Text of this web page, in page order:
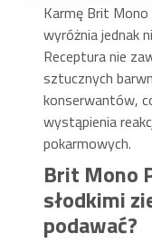
Karmę Brit
wyróżnia jednak
Receptura nie
sztucznych
konserwantów,
wystąpienia
pokarmowych.
Brit Mono
słodkimi
podawać?